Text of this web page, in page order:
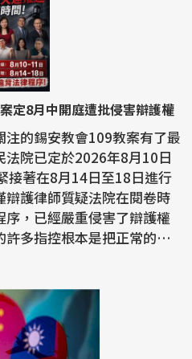
定8月中開庭遭批侵害辯護權
的錫安教會109教案有了最
法院已定於2026年8月10日
接著在8月14日至18日進行
護律師質疑法院在閱卷時
，已經嚴重侵害了辯護權
多指控根本是把正常的宗